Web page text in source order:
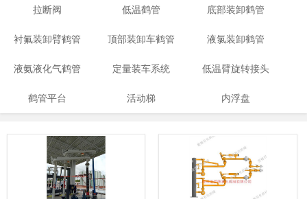
拉断阀 低温鹤管 底部装卸鹤管
衬氟装卸臂鹤管
盐酸装卸臂
顶部装卸车鹤管 液氯装卸鹤管
液氨液化气鹤管 定量装车系统 低温臂旋转接头
鹤管平台 活动梯 内浮盘